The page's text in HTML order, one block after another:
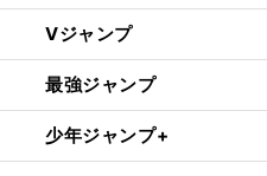
Vジャンプ
最強ジャンプ
少年ジャンプ+